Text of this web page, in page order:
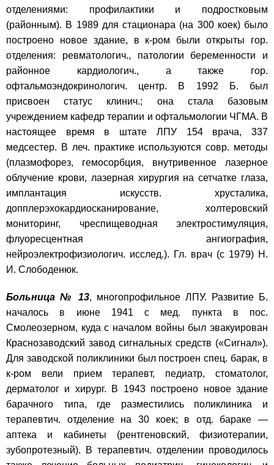
отделениями: профилактики и подростковым
(районным). В 1989 для стационара (на 300 коек) было
построено новое здание, в к-ром были открыты гор.
отделения: ревматологич., патологии беременности и
районное кардиологич., а также гор.
офтальмоэндокринологич. центр. В 1992 Б. был
присвоен статус клинич.; она стала базовым
учреждением кафедр терапии и офтальмологии ЧГМА. В
настоящее время в штате ЛПУ 154 врача, 337
медсестер. В леч. практике используются совр. методы
(плазмофорез, гемосорбция, внутривенное лазерное
облучение крови, лазерная хирургия на сетчатке глаза,
имплантация искусств. хрусталика,
допплерэхокардиосканирование, холтеровский
мониторинг, чреспищеводная электростимуляция,
флуоресцентная ангиография,
нейроэлектрофизиологич. исслед.). Гл. врач (с 1979) Н.
И. Слободенюк.
Больница № 13, многопрофильное ЛПУ. Развитие Б.
началось в июне 1941 с мед. пункта в пос.
Смолеозерном, куда с началом войны был эвакуирован
Краснозаводский завод сигнальных средств («Сигнал»).
Для заводской поликлиники был построен спец. барак, в
к-ром вели прием терапевт, педиатр, стоматолог,
дерматолог и хирург. В 1943 построено новое здание
барачного типа, где разместились поликлиника и
терапевтич. отделение на 30 коек; в отд. бараке —
аптека и кабинеты (рентгеновский, физиотерапии,
зубопротезный). В терапевтич. отделении проводилось